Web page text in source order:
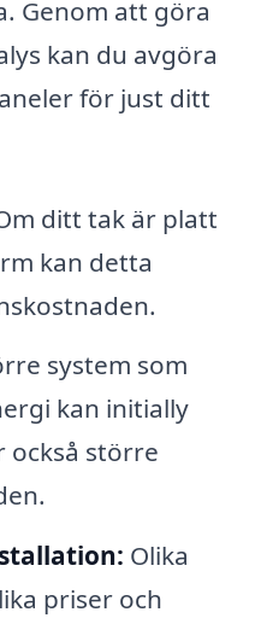
Genom att göra
kan du avgöra
för just ditt
ditt tak är platt
kan detta
system som
kan initially
också större
Olika
priser och